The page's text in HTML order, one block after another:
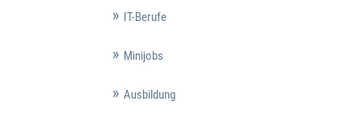
IT-Berufe
Minijobs
Ausbildung